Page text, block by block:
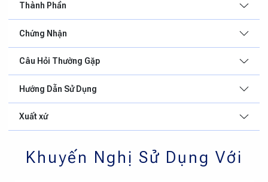
Thành Phần
Chứng Nhận
Câu Hỏi Thường Gặp
Hướng Dẫn Sử Dụng
Xuất xứ
Khuyến Nghị Sử Dụng Với